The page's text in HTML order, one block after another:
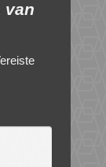
van